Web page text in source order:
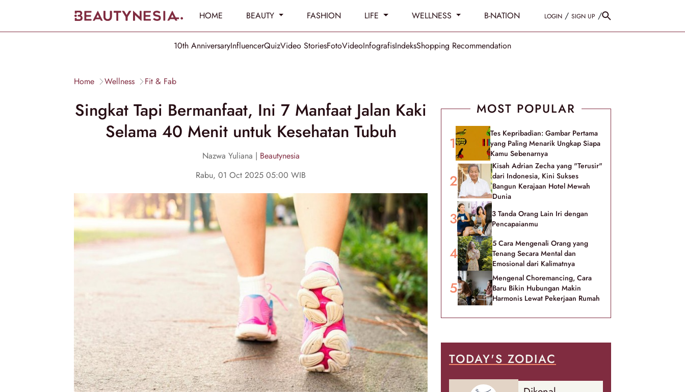
HOME BEAUTY FASHION LIFE WELLNESS B-NATION LOGIN / SIGN UP /
10th AnniversaryInfluencerQuizVideo StoriesFotoVideoInfografisIndeksShopping Recommendation
Home Wellness Fit & Fab
Singkat Tapi Bermanfaat, Ini 7 Manfaat Jalan Kaki
Selama 40 Menit untuk Kesehatan Tubuh
Nazwa Yuliana | Beautynesia
Rabu, 01 Oct 2025 05:00 WIB
MOST POPULAR
Tes Kepribadian: Gambar Pertama
yang Paling Menarik Ungkap Siapa
Kamu Sebenarnya
Kisah Adrian Zecha yang "Terusir"
dari Indonesia, Kini Sukses
Bangun Kerajaan Hotel Mewah
Dunia
3 Tanda Orang Lain Iri dengan
Pencapaianmu
5 Cara Mengenali Orang yang
Tenang Secara Mental dan
Emosional dari Kalimatnya
Mengenal Choremancing, Cara
Baru Bikin Hubungan Makin
Harmonis Lewat Pekerjaan Rumah
TODAY'S ZODIAC